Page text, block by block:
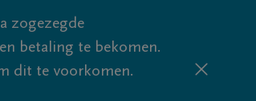
zogezegde
betaling te bekomen.
dit te voorkomen.